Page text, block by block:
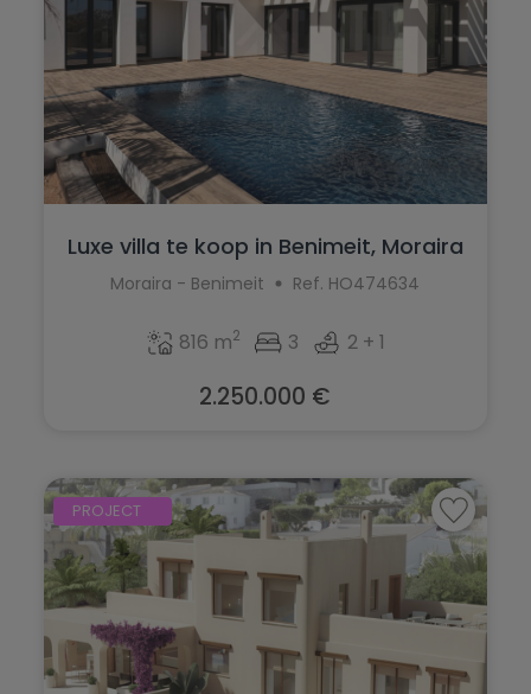
Luxe villa te koop in Benimeit, Moraira
Moraira - Benimeit Ref. HO474634
816 m2 3 2 + 1
2.250.000 €
PROJECT